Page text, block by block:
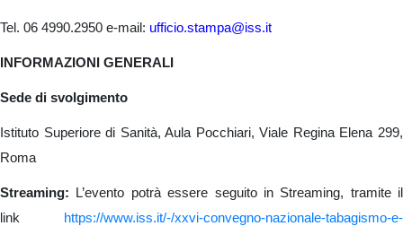
Tel. 06 4990.2950 e-mail: ufficio.stampa@iss.it
INFORMAZIONI GENERALI
Sede di svolgimento
Istituto Superiore di Sanità, Aula Pocchiari, Viale Regina Elena 299,
Roma
Streaming: L’evento potrà essere seguito in Streaming, tramite il
link
https://www.iss.it/-/xxvi-convegno-nazionale-tabagismo-e-